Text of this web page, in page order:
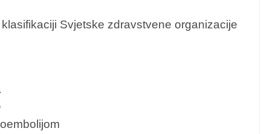
Svjetske zdravstvene organizacije